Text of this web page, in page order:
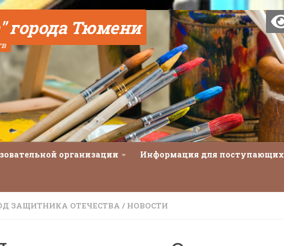
Тюмени
организации Информация для поступающих
ЗАЩИТНИКА ОТЕЧЕСТВА / НОВОСТИ